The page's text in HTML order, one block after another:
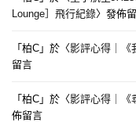
Lounge］飛行紀錄〉發佈
「柏C 」於〈影評心得｜《
留言
「柏C 」於〈影評心得｜《
佈留言